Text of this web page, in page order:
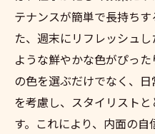
テナンスが簡単で長持ち
た、週末にリフレッシュ
ような鮮やかな色がぴっ
の色を選ぶだけでなく、
を考慮し、スタイリスト
す。これにより、内面の